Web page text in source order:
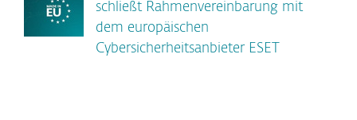
schließt Rahmenvereinbarung mit
dem europäischen
Cybersicherheitsanbieter ESET